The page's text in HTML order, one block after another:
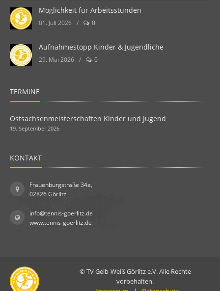
Möglichkeit für Arbeitsstunden
01. Juli 2026 / 0
Aufnahmestopp Kinder & Jugendliche
29. Mai 2026 / 0
TERMINE
Ostsachsenmeisterschaften Kinder und Jugend
19. September 2026
KONTAKT
Frauenburgstraße 34a,
02826 Görlitz
info@tennis-goerlitz.de
www.tennis-goerlitz.de
© TV Gelb-Weiß Görlitz e.V. Alle Rechte
vorbehalten.